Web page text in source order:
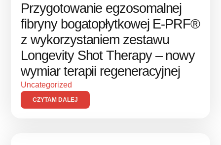
Przygotowanie egzosomalnej
fibryny bogatopłytkowej E-PRF®
z wykorzystaniem zestawu
Longevity Shot Therapy – nowy
wymiar terapii regeneracyjnej
Uncategorized
CZYTAM DALEJ